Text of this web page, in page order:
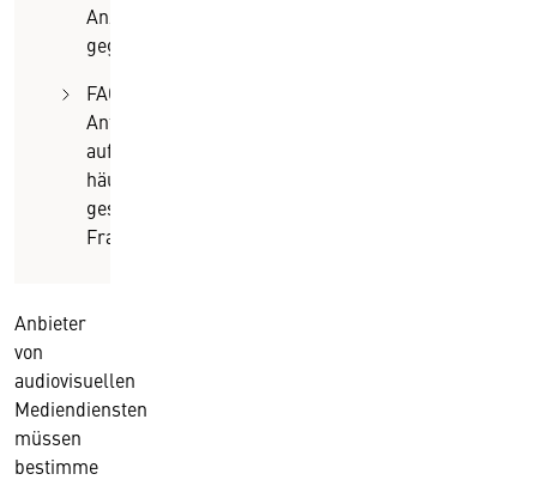
Anzeigepflicht
gegeben?
FAQ –
Antworten
auf
häufig
gestellte
Fragen
Anbieter
von
audiovisuellen
Mediendiensten
müssen
bestimme